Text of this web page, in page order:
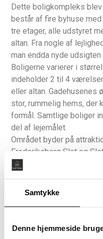
Samtykke
Denne hjemmeside
Dette boligkompleks
består af fire byhuse
tre etager, alle udstyret
altan. Fra nogle af
man endda nyde
Boligerne varierer i
indeholder 2 til 4
eller altan. Gadehusenes
stor, rummelig hems, der
formål. Samtlige boliger
del af lejemålet.
Området byder på
Frederiksborg Slot og
minutters gang fra de
shoppingcentret,
gåafstand, herunder
eller på terræn.